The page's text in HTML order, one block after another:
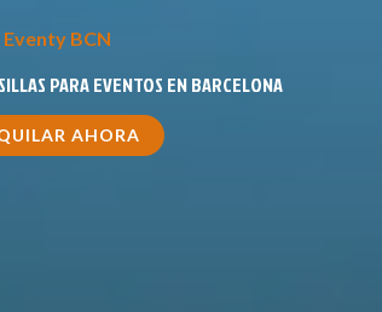
Eventy BCN
PARA EVENTOS EN BARCELONA
AHORA